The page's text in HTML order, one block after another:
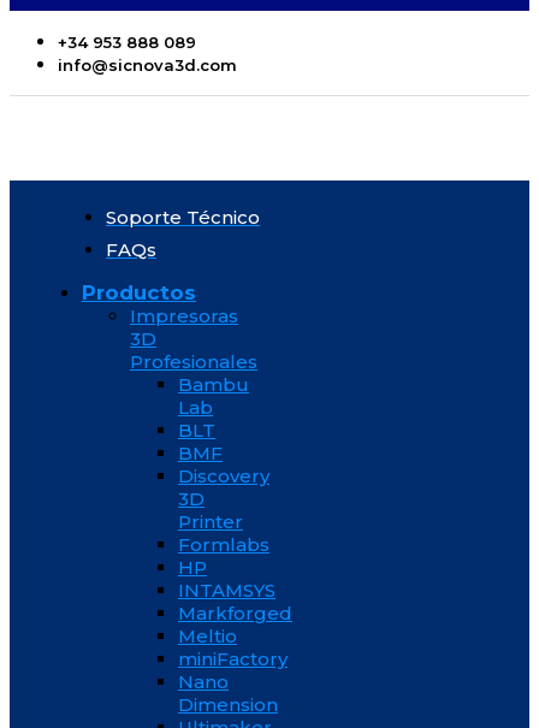
+34 953 888 089
info@sicnova3d.com
Soporte Técnico
FAQs
Productos
Impresoras
3D
Profesionales
Bambu
Lab
BLT
BMF
Discovery
3D
Printer
Formlabs
HP
INTAMSYS
Markforged
Meltio
miniFactory
Nano
Dimension